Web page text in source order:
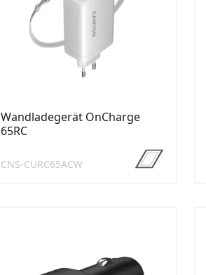
Wandladegerät OnCharge
65RC
CNS-CURC65ACW